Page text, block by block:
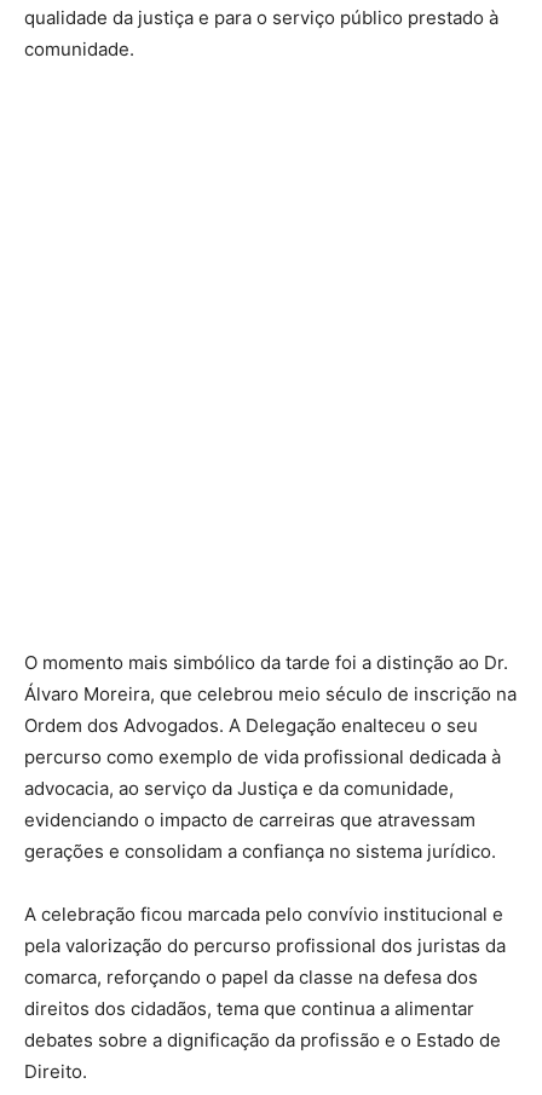
qualidade da justiça e para o serviço público prestado à
comunidade.
O momento mais simbólico da tarde foi a distinção ao Dr.
Álvaro Moreira, que celebrou meio século de inscrição na
Ordem dos Advogados. A Delegação enalteceu o seu
percurso como exemplo de vida profissional dedicada à
advocacia, ao serviço da Justiça e da comunidade,
evidenciando o impacto de carreiras que atravessam
gerações e consolidam a confiança no sistema jurídico.
A celebração ficou marcada pelo convívio institucional e
pela valorização do percurso profissional dos juristas da
comarca, reforçando o papel da classe na defesa dos
direitos dos cidadãos, tema que continua a alimentar
debates sobre a dignificação da profissão e o Estado de
Direito.